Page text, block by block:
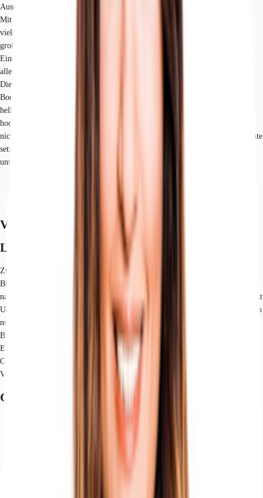
Ausstrahlung, die typisch für die Hamburger Baukultur ist.
Mit einer Gesamtfläche von etwa 6.000 Quadratmetern bietet das Gebäude
vielseitige Nutzungsmöglichkeiten für Büro- und Gewerbezwecke. Der
großzügig gestaltete Eingangsbereich schafft einen einladenden ersten
Eindruck und verfügt über zwei Aufzüge für eine komfortable Erschließung
aller Etagen.
Die Innenraumgestaltung zeichnet sich durch durchdachte Details aus:
Bodentiefe Fenster sorgen für optimale Tageslichtnutzung und schaffen eine
helle, freundliche Arbeitsatmosphäre. Besonders hervorzuheben sind die
hochwertigen Akustikelemente, darunter Deckensegel und Raumtrenner, die
nicht nur zur Schalloptimierung beitragen, sondern auch gestalterische Akzente
setzen. Diese Elemente ermöglichen flexible Raumaufteilungen und
unterstützen moderne Arbeitskonzepte.
Verfügbare Fläche
Lage und Verkehrsanbindung
Zwischen dem Großneumarkt und der Fleetinsel befindet sich das attraktive
Büro- und Gewerbeobjekt Fleetinselkontor im Stadtteil Neustadt. Durch die
nahegelegene S-Bahnstation Stadthausbrücke und U-Bahnstation Rödingsmarkt
U3 ist eine optimale Anbindung an die öffentlichen Verkehrsmittel gegeben. In
nur wenigen Gehminuten sind die Einkaufsstraßen Neuer Wall und Hohe
Bleichen sowie der Jungfernstieg zu erreichen und bieten eine Vielfalt von
Einkaufsmöglichkeiten und diversen Ärzten. In den Stadthöfen und am
Großneumarkt laden zahlreiche Restaurants für die Mittagspause zum
Verweilen ein. Dienstleister des täglichen Bedarfs befinden sich in der Nähe.
Grundriss